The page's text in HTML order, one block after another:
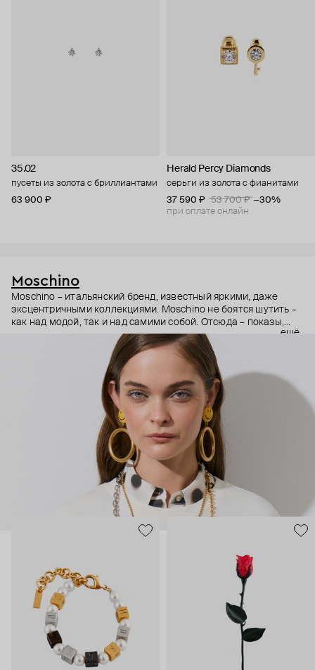
35.02
пусеты из золота с бриллиантами
63 900 ₽
Herald Percy Diamonds
серьги из золота с фианитами
37 590 ₽
53 700 ₽ −30%
при оплате онлайн
Moschino
Moschino – итальянский бренд, известный яркими, даже
эксцентричными коллекциями. Moschino не боятся шутить –
как над модой, так и над самими собой. Отсюда – показы,
мгновенно становящиеся главными событиями, вирусные
выходы селебрити (помните Кэти Перри в платье-люстре на
бале Института костюма Met Gala в 2019 году?) и
коллаборации с самыми неожиданными кандидатами, от
«Улицы Сезам» до The Sims. Украшения бренда –
гипертрофированно праздничные, практически
нарисованные: с кристаллами размером с ладонь и будто бы
расплавленными сердцами.
ещё